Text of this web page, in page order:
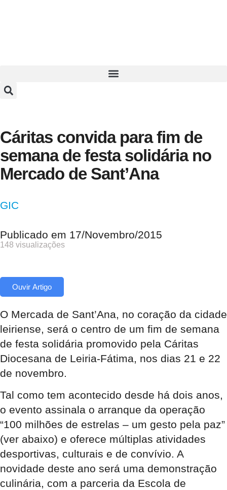
Cáritas convida para fim de
semana de festa solidária no
Mercado de Sant’Ana
GIC
Publicado em 17/Novembro/2015
148 visualizações
Ouvir Artigo
O Mercada de Sant’Ana, no coração da cidade
leiriense, será o centro de um fim de semana
de festa solidária promovido pela Cáritas
Diocesana de Leiria-Fátima, nos dias 21 e 22
de novembro.
Tal como tem acontecido desde há dois anos,
o evento assinala o arranque da operação
“100 milhões de estrelas – um gesto pela paz”
(ver abaixo) e oferece múltiplas atividades
desportivas, culturais e de convívio. A
novidade deste ano será uma demonstração
culinária, com a parceria da Escola de